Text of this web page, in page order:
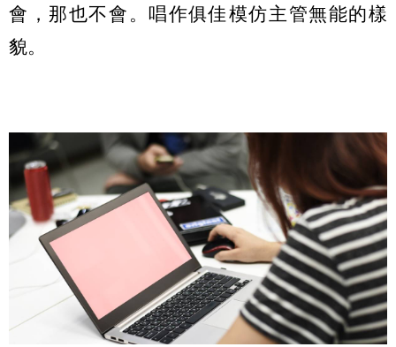
會，那也不會。唱作俱佳模仿主管無能的樣
貌。